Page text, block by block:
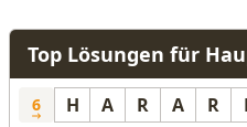
Top Lösungen für
6 H A R A R